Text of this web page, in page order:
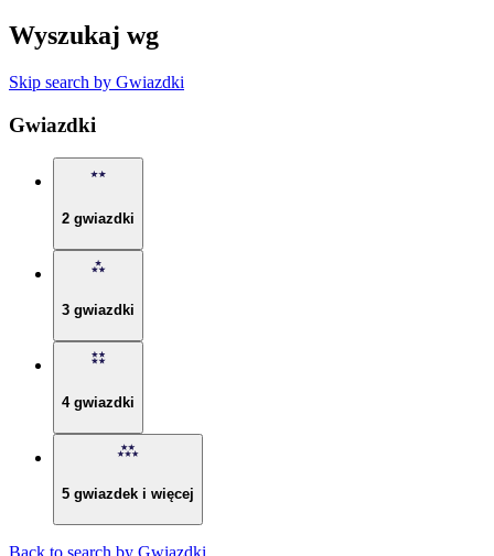
Wyszukaj wg
Skip search by Gwiazdki
Gwiazdki
2 gwiazdki
3 gwiazdki
4 gwiazdki
5 gwiazdek i więcej
Back to search by Gwiazdki